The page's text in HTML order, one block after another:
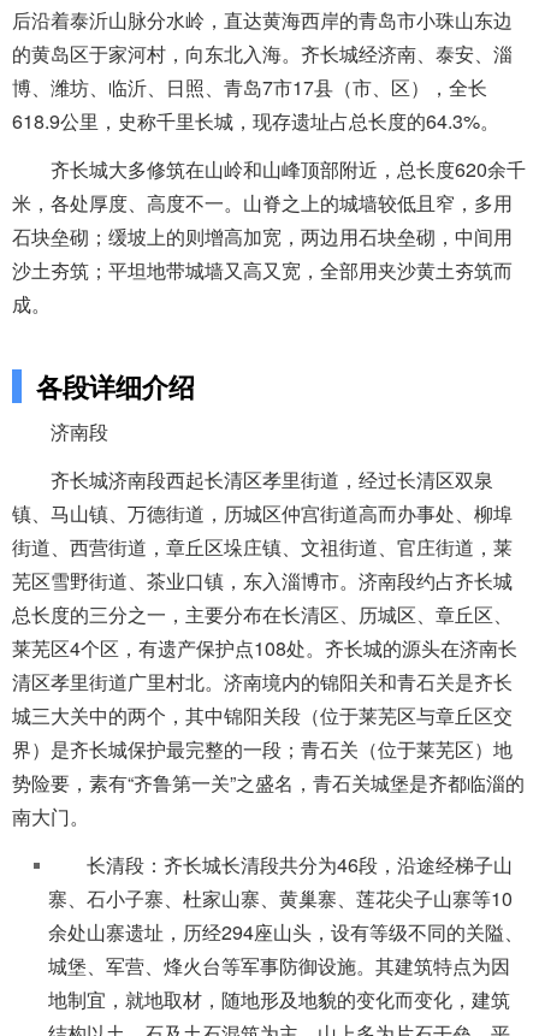
后沿着泰沂山脉分水岭，直达黄海西岸的青岛市小珠山东边
的黄岛区于家河村，向东北入海。齐长城经济南、泰安、淄
博、潍坊、临沂、日照、青岛7市17县（市、区），全长
618.9公里，史称千里长城，现存遗址占总长度的64.3%。
齐长城大多修筑在山岭和山峰顶部附近，总长度620余千
米，各处厚度、高度不一。山脊之上的城墙较低且窄，多用
石块垒砌；缓坡上的则增高加宽，两边用石块垒砌，中间用
沙土夯筑；平坦地带城墙又高又宽，全部用夹沙黄土夯筑而
成。
各段详细介绍
济南段
齐长城济南段西起长清区孝里街道，经过长清区双泉
镇、马山镇、万德街道，历城区仲宫街道高而办事处、柳埠
街道、西营街道，章丘区垛庄镇、文祖街道、官庄街道，莱
芜区雪野街道、茶业口镇，东入淄博市。济南段约占齐长城
总长度的三分之一，主要分布在长清区、历城区、章丘区、
莱芜区4个区，有遗产保护点108处。齐长城的源头在济南长
清区孝里街道广里村北。济南境内的锦阳关和青石关是齐长
城三大关中的两个，其中锦阳关段（位于莱芜区与章丘区交
界）是齐长城保护最完整的一段；青石关（位于莱芜区）地
势险要，素有“齐鲁第一关”之盛名，青石关城堡是齐都临淄的
南大门。
长清段：齐长城长清段共分为46段，沿途经梯子山
寨、石小子寨、杜家山寨、黄巢寨、莲花尖子山寨等10
余处山寨遗址，历经294座山头，设有等级不同的关隘、
城堡、军营、烽火台等军事防御设施。其建筑特点为因
地制宜，就地取材，随地形及地貌的变化而变化，建筑